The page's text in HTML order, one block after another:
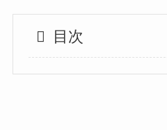
目次